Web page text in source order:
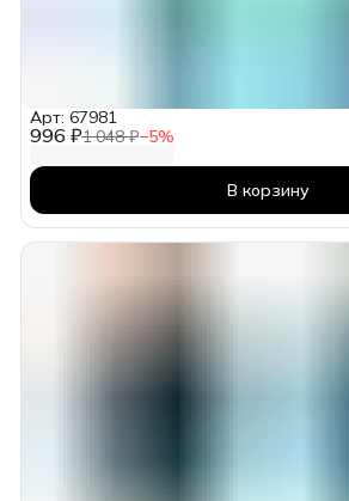
996 ₽1 048 ₽−5%
Арт: 67981
В корзину